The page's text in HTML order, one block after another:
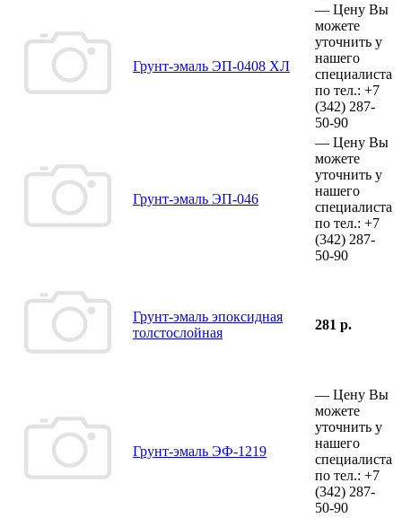
Грунт-эмаль ЭП-0408 ХЛ
— Цену Вы
можете
уточнить у
нашего
специалиста
по тел.: +7
(342) 287-
50-90
Грунт-эмаль ЭП-046
— Цену Вы
можете
уточнить у
нашего
специалиста
по тел.: +7
(342) 287-
50-90
Грунт-эмаль эпоксидная
толстослойная
281 р.
Грунт-эмаль ЭФ-1219
— Цену Вы
можете
уточнить у
нашего
специалиста
по тел.: +7
(342) 287-
50-90